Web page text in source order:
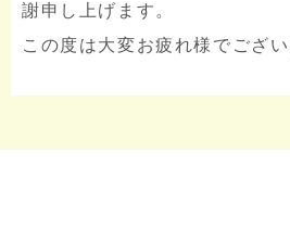
謝申し上げます。
この度は大変お疲れ様でござい